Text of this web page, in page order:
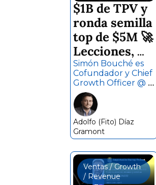
$1B de TPV y
ronda semilla
top de $5M 🚀
Lecciones,
consejos y
visión 🧭 de
Takenos |
Simón
Bouché
Simón Bouché es
Cofundador y Chief
Growth Officer @
Takenos (Fintech).
En 4 años
transaccionaron
+$1B. Levantaron
ronda semilla top
de $5M liderada por
VCs referentes de
Silicon Valley y
Nueva York, Lattice
y Variant.
Adolfo (Fito) Díaz
Gramont
Ventas / Growth
/ Revenue